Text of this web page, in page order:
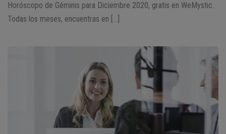
Horóscopo de Géminis para Diciembre 2020, gratis en WeMystic.
Todas los meses, encuentras en […]